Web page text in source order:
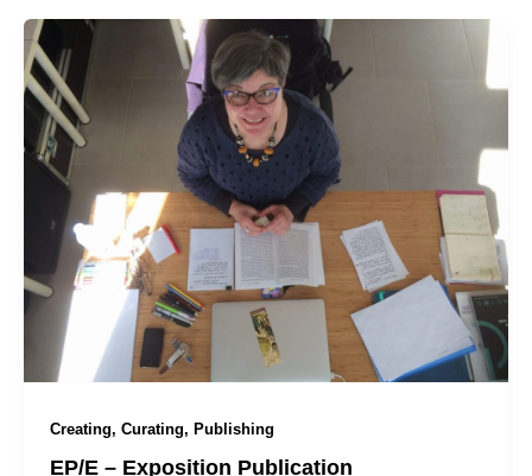
Creating, Curating, Publishing
EP/E – Exposition Publication